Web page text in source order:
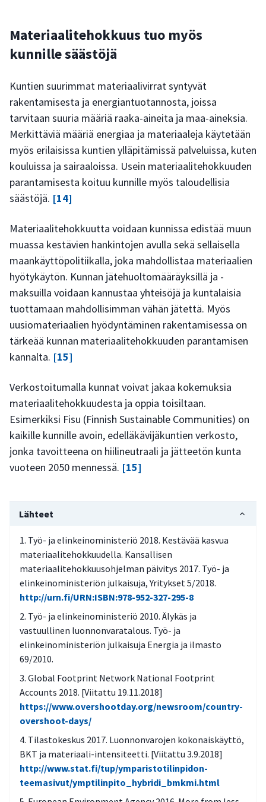
Materiaalitehokkuus tuo myös
kunnille säästöjä
Kuntien suurimmat materiaalivirrat syntyvät
rakentamisesta ja energiantuotannosta, joissa
tarvitaan suuria määriä raaka-aineita ja maa-aineksia.
Merkittäviä määriä energiaa ja materiaaleja käytetään
myös erilaisissa kuntien ylläpitämissä palveluissa, kuten
kouluissa ja sairaaloissa. Usein materiaalitehokkuuden
parantamisesta koituu kunnille myös taloudellisia
säästöjä. [14]
Materiaalitehokkuutta voidaan kunnissa edistää muun
muassa kestävien hankintojen avulla sekä sellaisella
maankäyttöpolitiikalla, joka mahdollistaa materiaalien
hyötykäytön. Kunnan jätehuoltomääräyksillä ja -
maksuilla voidaan kannustaa yhteisöjä ja kuntalaisia
tuottamaan mahdollisimman vähän jätettä. Myös
uusiomateriaalien hyödyntäminen rakentamisessa on
tärkeää kunnan materiaalitehokkuuden parantamisen
kannalta. [15]
Verkostoitumalla kunnat voivat jakaa kokemuksia
materiaalitehokkuudesta ja oppia toisiltaan.
Esimerkiksi Fisu (Finnish Sustainable Communities) on
kaikille kunnille avoin, edelläkävijäkuntien verkosto,
jonka tavoitteena on hiilineutraali ja jätteetön kunta
vuoteen 2050 mennessä. [15]
Lähteet
Työ- ja elinkeinoministeriö 2018. Kestävää kasvua
materiaalitehokkuudella. Kansallisen
materiaalitehokkuusohjelman päivitys 2017. Työ- ja
elinkeinoministeriön julkaisuja, Yritykset 5/2018.
http://urn.fi/URN:ISBN:978-952-327-295-8
Työ- ja elinkeinoministeriö 2010. Älykäs ja
vastuullinen luonnonvaratalous. Työ- ja
elinkeinoministeriön julkaisuja Energia ja ilmasto
69/2010.
Global Footprint Network National Footprint
Accounts 2018. [Viitattu 19.11.2018]
https://www.overshootday.org/newsroom/country-
overshoot-days/
Tilastokeskus 2017. Luonnonvarojen kokonaiskäyttö,
BKT ja materiaali-intensiteetti. [Viitattu 3.9.2018]
http://www.stat.fi/tup/ymparistotilinpidon-
teemasivut/ymptilinpito_hybridi_bmkmi.html